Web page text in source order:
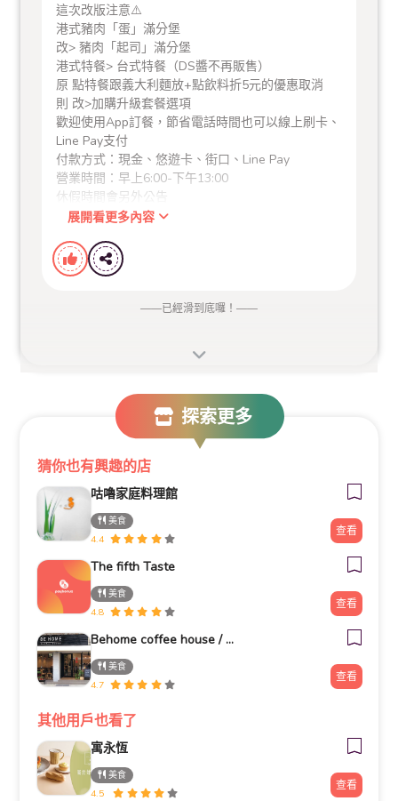
這次改版注意⚠️
港式豬肉「蛋」滿分堡
改> 豬肉「起司」滿分堡
港式特餐> 台式特餐（DS醬不再販售）
原 點特餐跟義大利麵放+點飲料折5元的優惠取消
則 改>加購升級套餐選項
歡迎使用App訂餐，節省電話時間也可以線上刷卡、
Line Pay支付
付款方式：現金、悠遊卡、街口、Line Pay
營業時間：早上6:00-下午13:00
休假時間會另外公告
展開看更多內容
——已經滑到底囉！ ——
探索更多
猜你也有興趣的店
咕嚕家庭料理館
美食
4.4
查看
The fifth Taste
美食
4.8
查看
Behome coffee house / 彼家咖啡
美食
4.7
查看
其他用戶也看了
寓永恆
美食
4.5
查看